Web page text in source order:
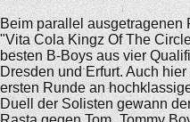
Beim parallel
"Vita Cola Kingz Of The
besten B-Boys aus vier
Dresden und Erfurt. Auch
ersten Runde an
Duell der Solisten gewann